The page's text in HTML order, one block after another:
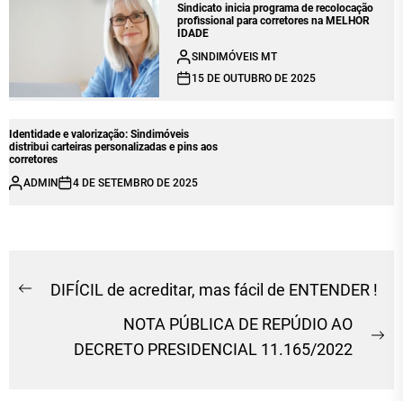
Sindicato inicia programa de recolocação
profissional para corretores na MELHOR
IDADE
SINDIMÓVEIS MT
15 DE OUTUBRO DE 2025
Identidade e valorização: Sindimóveis
distribui carteiras personalizadas e pins aos
corretores
ADMIN
4 DE SETEMBRO DE 2025
Navegação
Previous
DIFÍCIL de acreditar, mas fácil de ENTENDER !
NOTA PÚBLICA DE REPÚDIO AO
DECRETO PRESIDENCIAL 11.165/2022